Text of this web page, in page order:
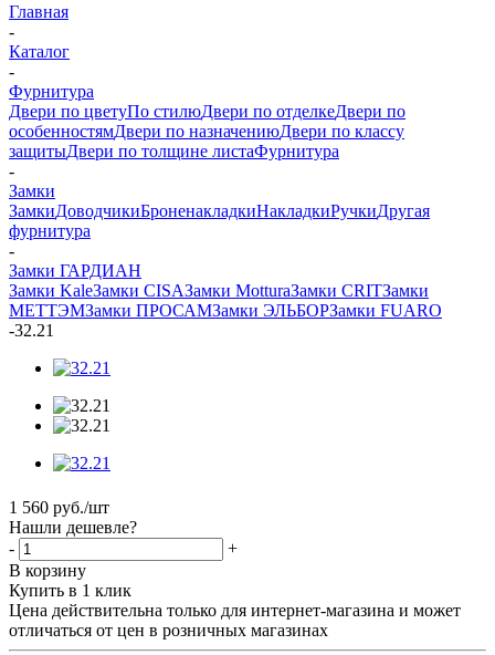
Главная
-
Каталог
-
Фурнитура
Двери по цветуПо стилюДвери по отделкеДвери по
особенностямДвери по назначениюДвери по классу
защитыДвери по толщине листаФурнитура
-
Замки
ЗамкиДоводчикиБроненакладкиНакладкиРучкиДругая
фурнитура
-
Замки ГАРДИАН
Замки KaleЗамки CISAЗамки MotturaЗамки CRITЗамки
МЕТТЭМЗамки ПРОСАМЗамки ЭЛЬБОРЗамки FUARO
-32.21
1 560 руб./шт
Нашли дешевле?
-
+
В корзину
Купить в 1 клик
Цена действительна только для интернет-магазина и может
отличаться от цен в розничных магазинах